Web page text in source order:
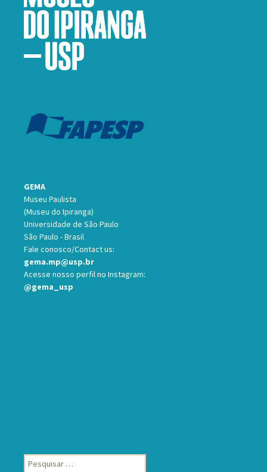
GEMA
Museu Paulista
(Museu do Ipiranga)
Universidade de São Paulo
São Paulo - Brasil
Fale conosco/Contact us:
gema.mp@usp.br
Acesse nosso perfil no Instagram:
@gema_usp
Pesquisar